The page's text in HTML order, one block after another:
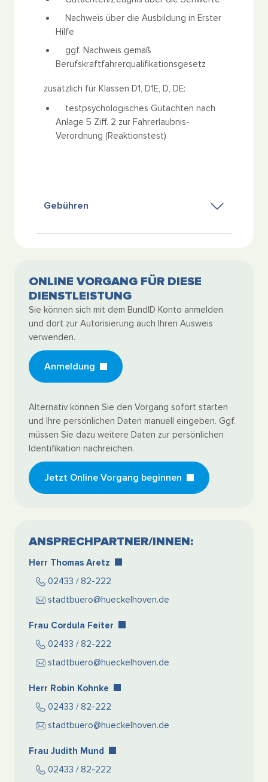
Nachweis über die Ausbildung in Erster
Hilfe
ggf. Nachweis gemäß
Berufskraftfahrerqualifikationsgesetz
zusätzlich für Klassen D1, D1E, D, DE:
testpsychologisches Gutachten nach
Anlage 5 Ziff. 2 zur Fahrerlaubnis-
Verordnung (Reaktionstest)
Gebühren
ONLINE VORGANG FÜR DIESE
DIENSTLEISTUNG
Sie können sich mit dem BundID Konto anmelden
und dort zur Autorisierung auch Ihren Ausweis
verwenden.
Anmeldung
Alternativ können Sie den Vorgang sofort starten
und Ihre persönlichen Daten manuell eingeben. Ggf.
müssen Sie dazu weitere Daten zur persönlichen
Identifikation nachreichen.
Jetzt Online Vorgang beginnen
ANSPRECHPARTNER/INNEN:
Herr Thomas Aretz
02433 / 82-222
stadtbuero@hueckelhoven.de
Frau Cordula Feiter
02433 / 82-222
stadtbuero@hueckelhoven.de
Herr Robin Kohnke
02433 / 82-222
stadtbuero@hueckelhoven.de
Frau Judith Mund
02433 / 82-222